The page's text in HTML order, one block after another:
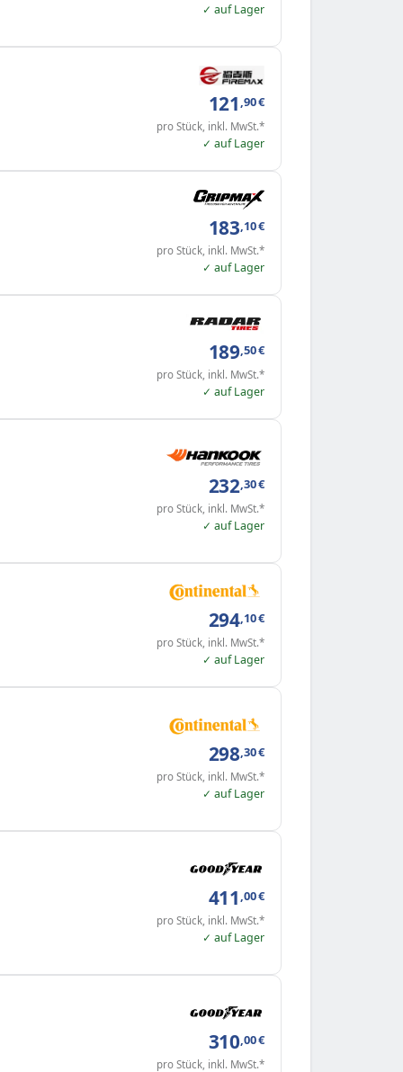
✓ auf Lager
121 ,90€
pro Stück, inkl. MwSt.*
✓ auf Lager
183,10€
pro Stück, inkl. MwSt.*
✓ auf Lager
189,50€
pro Stück, inkl. MwSt.*
✓ auf Lager
232,30€
pro Stück, inkl. MwSt.*
✓ auf Lager
294,10€
pro Stück, inkl. MwSt.*
✓ auf Lager
298,30€
pro Stück, inkl. MwSt.*
✓ auf Lager
411 ,00€
pro Stück, inkl. MwSt.*
✓ auf Lager
310,00€
pro Stück, inkl. MwSt.*